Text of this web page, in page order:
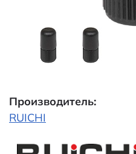
Производитель:
RUICHI